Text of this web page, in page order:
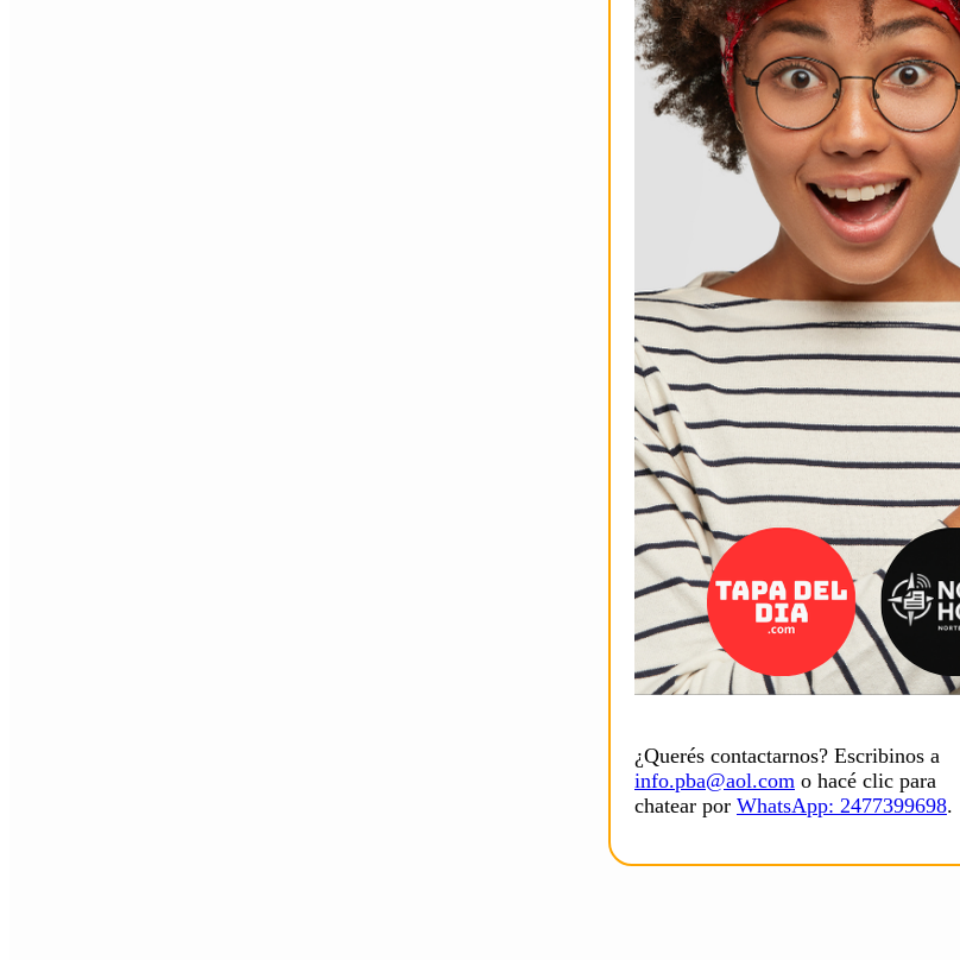
¿Querés contactarnos? Escribinos a
info.pba@aol.com o hacé clic para
chatear por WhatsApp: 2477399698.